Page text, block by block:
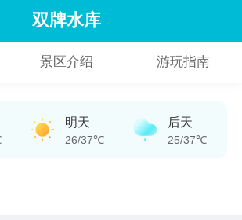
双牌水库
景区介绍 游玩指南
明天
26/37℃
后天
25/37℃